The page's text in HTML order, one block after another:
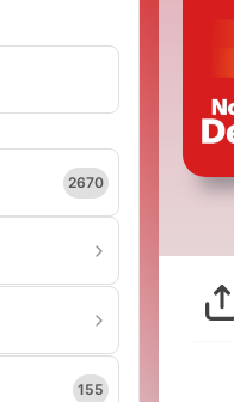
2670
155